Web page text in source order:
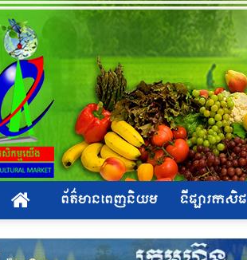
ព័ត៌មានពេញនិយម ទីផ្សារកសិ